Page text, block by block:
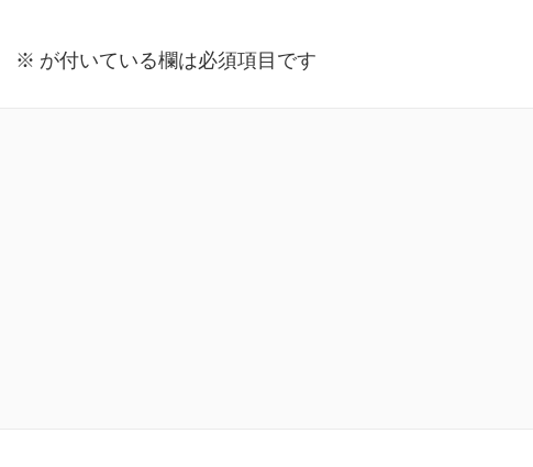
※ が付いている欄は必須項目です